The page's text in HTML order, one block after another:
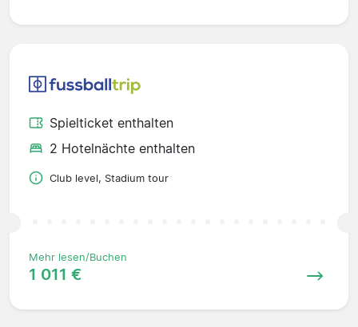
Spielticket enthalten
2 Hotelnächte enthalten
Club level, Stadium tour
Mehr lesen/Buchen
1 011 €